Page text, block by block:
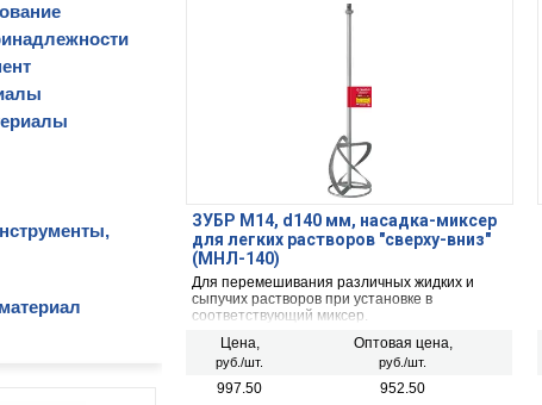
ЗУБР М14, d140 мм, насадка-миксер
для легких растворов ″сверху-вниз″
(МНЛ-140)
Для перемешивания различных жидких и
сыпучих растворов при установке в
соответствующий миксер.
Цена,
руб./шт.
Оптовая цена,
руб./шт.
997.50 952.50